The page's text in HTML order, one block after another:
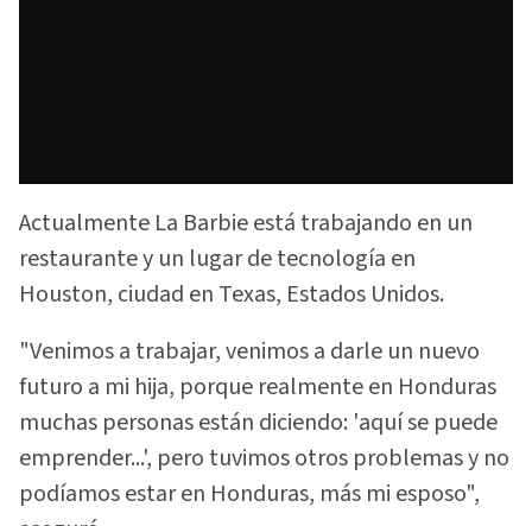
Actualmente La Barbie está trabajando en un
restaurante y un lugar de tecnología en
Houston, ciudad en Texas, Estados Unidos.
"Venimos a trabajar, venimos a darle un nuevo
futuro a mi hija, porque realmente en Honduras
muchas personas están diciendo: 'aquí se puede
emprender...', pero tuvimos otros problemas y no
podíamos estar en Honduras, más mi esposo",